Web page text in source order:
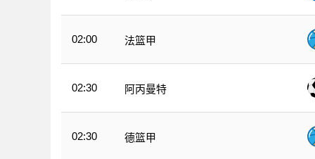
02:00 法篮甲
02:30 阿丙曼特
02:30 德篮甲